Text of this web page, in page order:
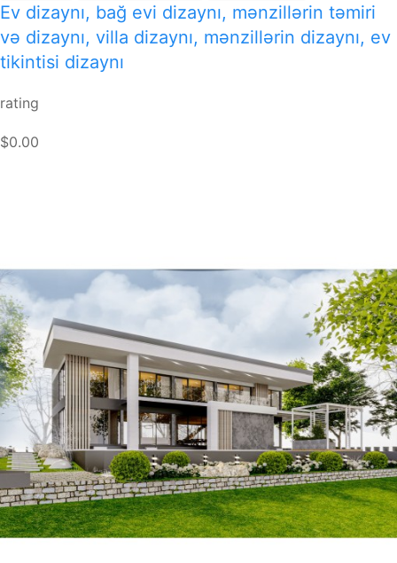
Ev dizaynı, bağ evi dizaynı, mənzillərin təmiri
və dizaynı, villa dizaynı, mənzillərin dizaynı, ev
tikintisi dizaynı
rating
$0.00